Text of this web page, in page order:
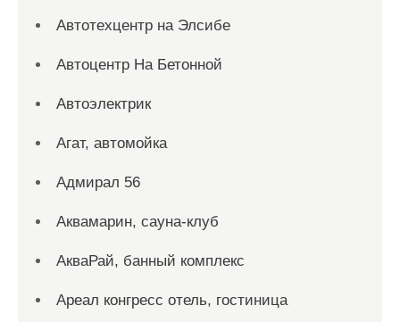
Автотехцентр на Элсибе
Автоцентр На Бетонной
Автоэлектрик
Агат, автомойка
Адмирал 56
Аквамарин, сауна-клуб
АкваРай, банный комплекс
Ареал конгресс отель, гостиница